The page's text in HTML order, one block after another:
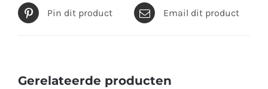
Pin dit product Email dit product
Gerelateerde producten